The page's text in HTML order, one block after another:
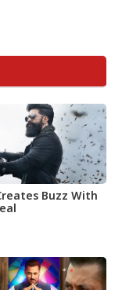
Buzz With